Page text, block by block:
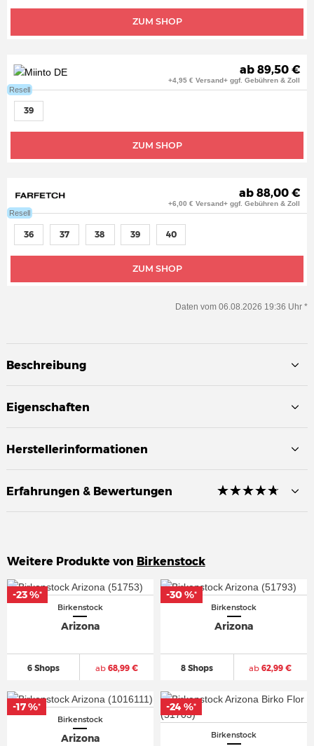
ZUM SHOP
Resell
ab 89,50 €
+4,95 € Versand+ ggf. Gebühren & Zoll
ZUM SHOP
39
Resell
ab 88,00 €
+6,00 € Versand+ ggf. Gebühren & Zoll
ZUM SHOP
36 37 38 39 40
Daten vom 06.08.2026 19:36 Uhr *
Beschreibung
Eigenschaften
Herstellerinformationen
Erfahrungen & Bewertungen ☆☆☆☆☆
★★★★★
Weitere Produkte von Birkenstock
Birkenstock
Arizona
6 Shops ab68,99 €
-23 %*
-23 %*
Birkenstock
Arizona
8 Shops ab 62,99 €
-30 %*
-30 %*
Birkenstock
Arizona
-17 %*
-17 %*
Birkenstock
-24 %*
-24 %*